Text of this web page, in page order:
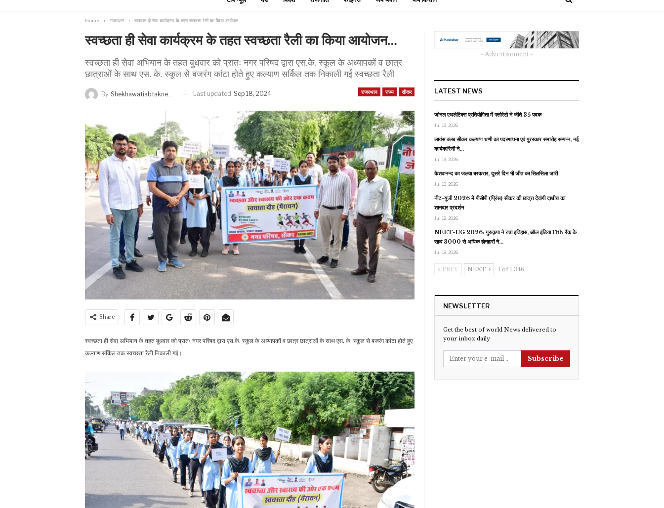
Home राजस्थान स्वच्छता ही सेवा कार्यक्रम के तहत स्वच्छता रैली का किया आयोजन…
स्वच्छता ही सेवा कार्यक्रम के तहत स्वच्छता रैली का किया आयोजन…
स्वच्छता ही सेवा अभियान के तहत बुधवार को प्रातः नगर परिषद द्वारा एस.के. स्कूल के अध्यापकों व छात्र
छात्राओं के साथ एस. के. स्कूल से बजरंग कांटा होते हुए कल्याण सर्किल तक निकाली गई स्वच्छता रैली
राजस्थान राज्य सीकर
By Shekhawatiabtaknews Last updated Sep 18, 2024
Share
स्वच्छता ही सेवा अभियान के तहत बुधवार को प्रातः नगर परिषद द्वारा एस.के. स्कूल के अध्यापकों व छात्र छात्राओं के साथ एस. के. स्कूल से बजरंग कांटा होते हुए
कल्याण सर्किल तक स्वच्छता रैली निकाली गई।
- Advertisement -
LATEST NEWS
जोनल एथलेटिक्स प्रतियोगिता में फ्लोरेटो ने जीते 35 पदक
Jul 19, 2026
लायंस क्लब सीकर कल्याण धणी का पदस्थापना एवं पुरस्कार समारोह सम्पन्न, नई
कार्यकारिणी ने…
Jul 19, 2026
केशवानन्द का जलवा बरकरार, दूसरे दिन भी जीत का सिलसिला जारी
Jul 19, 2026
नीट-यूजी 2026 में पीसीपी (प्रिंस) सीकर की छात्रा देवांगी दाधीच का
शानदार प्रदर्शन
Jul 18, 2026
NEET-UG 2026: गुरुकृपा ने रचा इतिहास, ऑल इंडिया 11th रैंक के
साथ 3000 से अधिक होनहारों ने…
Jul 18, 2026
PREV NEXT 1 of 1,346
NEWSLETTER
Get the best of world News delivered to
your inbox daily
Subscribe